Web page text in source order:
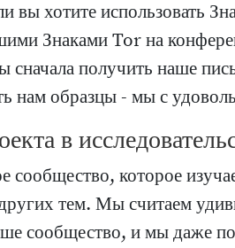
вы хотите использовать
Знаками Tor на
получить наше
нам образцы - мы с
в
сообщество, которое
тем. Мы считаем
сообщество, и мы даже